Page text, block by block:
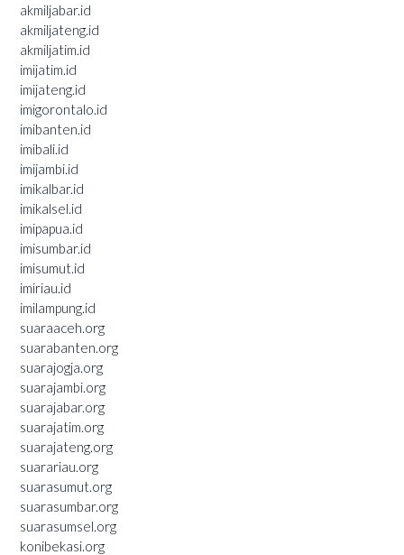
akmiljabar.id
akmiljateng.id
akmiljatim.id
imijatim.id
imijateng.id
imigorontalo.id
imibanten.id
imibali.id
imijambi.id
imikalbar.id
imikalsel.id
imipapua.id
imisumbar.id
imisumut.id
imiriau.id
imilampung.id
suaraaceh.org
suarabanten.org
suarajogja.org
suarajambi.org
suarajabar.org
suarajatim.org
suarajateng.org
suarariau.org
suarasumut.org
suarasumbar.org
suarasumsel.org
konibekasi.org